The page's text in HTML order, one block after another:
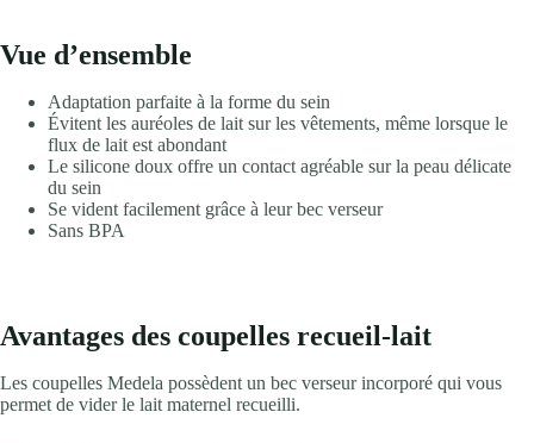
Vue d’ensemble
Adaptation parfaite à la forme du sein
Évitent les auréoles de lait sur les vêtements, même lorsque le
flux de lait est abondant
Le silicone doux offre un contact agréable sur la peau délicate
du sein
Se vident facilement grâce à leur bec verseur
Sans BPA
Avantages des coupelles recueil-lait
Les coupelles Medela possèdent un bec verseur incorporé qui vous
permet de vider le lait maternel recueilli.